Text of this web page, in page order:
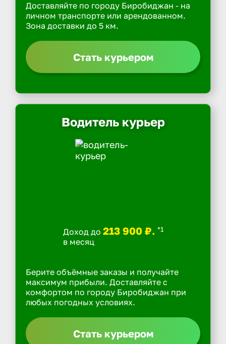
Доставляйте по городу Биробиджан - на
личном транспорте или арендованном.
Зона доставки до 5 км.
Стать курьером
Водитель курьер
Доход до 213 900 ₽. *1
в месяц
Берите объёмные заказы и получайте
максимум прибыли. Доставляйте с
комфортом по городу Биробиджан при
любых погодных условиях.
Стать курьером